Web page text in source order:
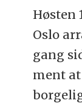
Høsten
Oslo
gang
ment